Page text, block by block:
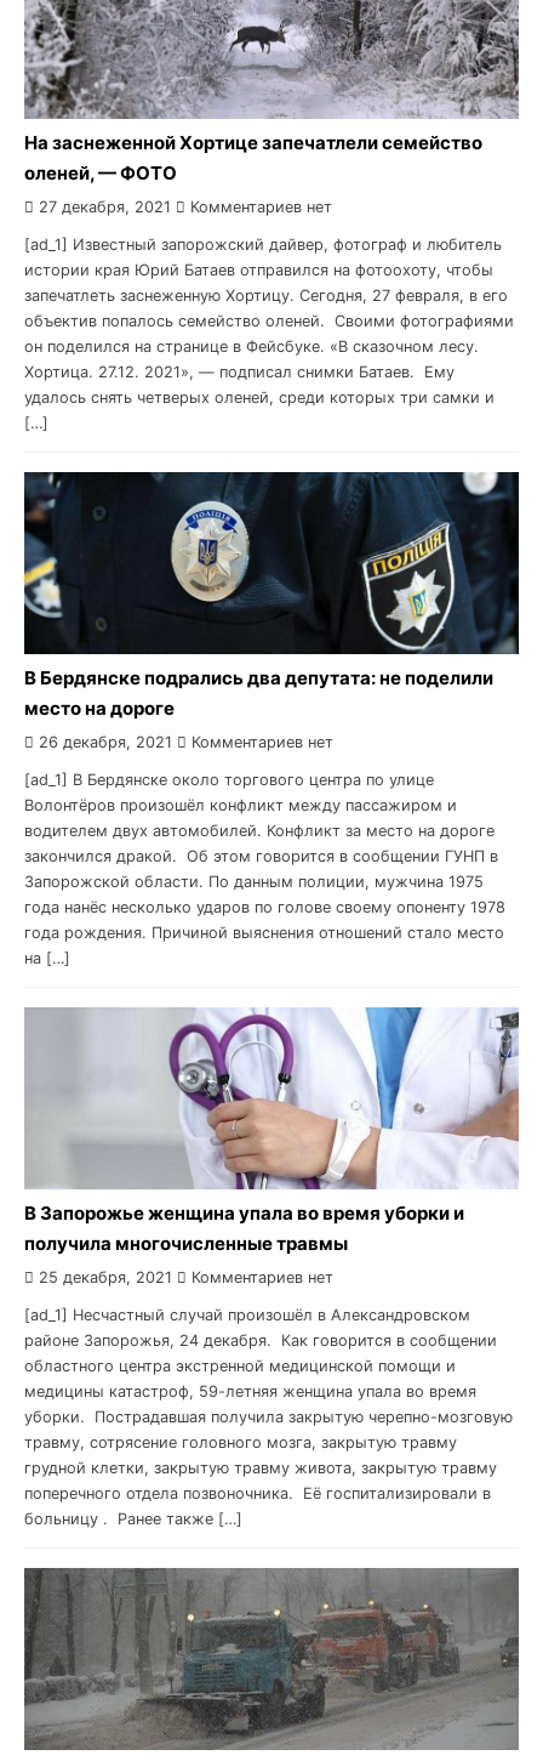
На заснеженной Хортице запечатлели семейство
оленей, — ФОТО
27 декабря, 2021 Комментариев нет
[ad_1] Известный запорожский дайвер, фотограф и любитель
истории края Юрий Батаев отправился на фотоохоту, чтобы
запечатлеть заснеженную Хортицу. Сегодня, 27 февраля, в его
объектив попалось семейство оленей. Своими фотографиями
он поделился на странице в Фейсбуке. «В сказочном лесу.
Хортица. 27.12. 2021», — подписал снимки Батаев. Ему
удалось снять четверых оленей, среди которых три самки и
[…]
В Бердянске подрались два депутата: не поделили
место на дороге
26 декабря, 2021 Комментариев нет
[ad_1] В Бердянске около торгового центра по улице
Волонтёров произошёл конфликт между пассажиром и
водителем двух автомобилей. Конфликт за место на дороге
закончился дракой. Об этом говорится в сообщении ГУНП в
Запорожской области. По данным полиции, мужчина 1975
года нанёс несколько ударов по голове своему опоненту 1978
года рождения. Причиной выяснения отношений стало место
на […]
В Запорожье женщина упала во время уборки и
получила многочисленные травмы
25 декабря, 2021 Комментариев нет
[ad_1] Несчастный случай произошёл в Александровском
районе Запорожья, 24 декабря. Как говорится в сообщении
областного центра экстренной медицинской помощи и
медицины катастроф, 59-летняя женщина упала во время
уборки. Пострадавшая получила закрытую черепно-мозговую
травму, сотрясение головного мозга, закрытую травму
грудной клетки, закрытую травму живота, закрытую травму
поперечного отдела позвоночника. Её госпитализировали в
больницу . Ранее также […]